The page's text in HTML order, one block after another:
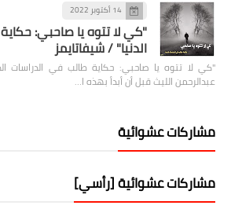
14 أكتوبر 2022
"كي لا تتوه يا صاحبي:
الدنيا" / شيفاتايمز
"كي لا تتوه يا صاحبي: حكاية طالب في الدراسات
عبدالرحمن الليث قبل أن أبدأ بهذه ا…
مشاركات عشوائية
مشاركات عشوائية [رأسي]